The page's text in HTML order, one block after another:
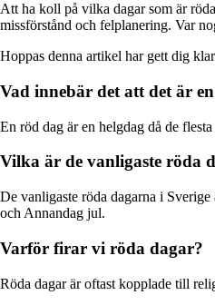
Att ha koll på vilka dagar som är
missförstånd och felplanering. Var
Hoppas denna artikel har gett dig
Vad innebär det att det är
En röd dag är en helgdag då de
Vilka är de vanligaste röda
De vanligaste röda dagarna i
och Annandag jul.
Varför firar vi röda dagar?
Röda dagar är oftast kopplade till